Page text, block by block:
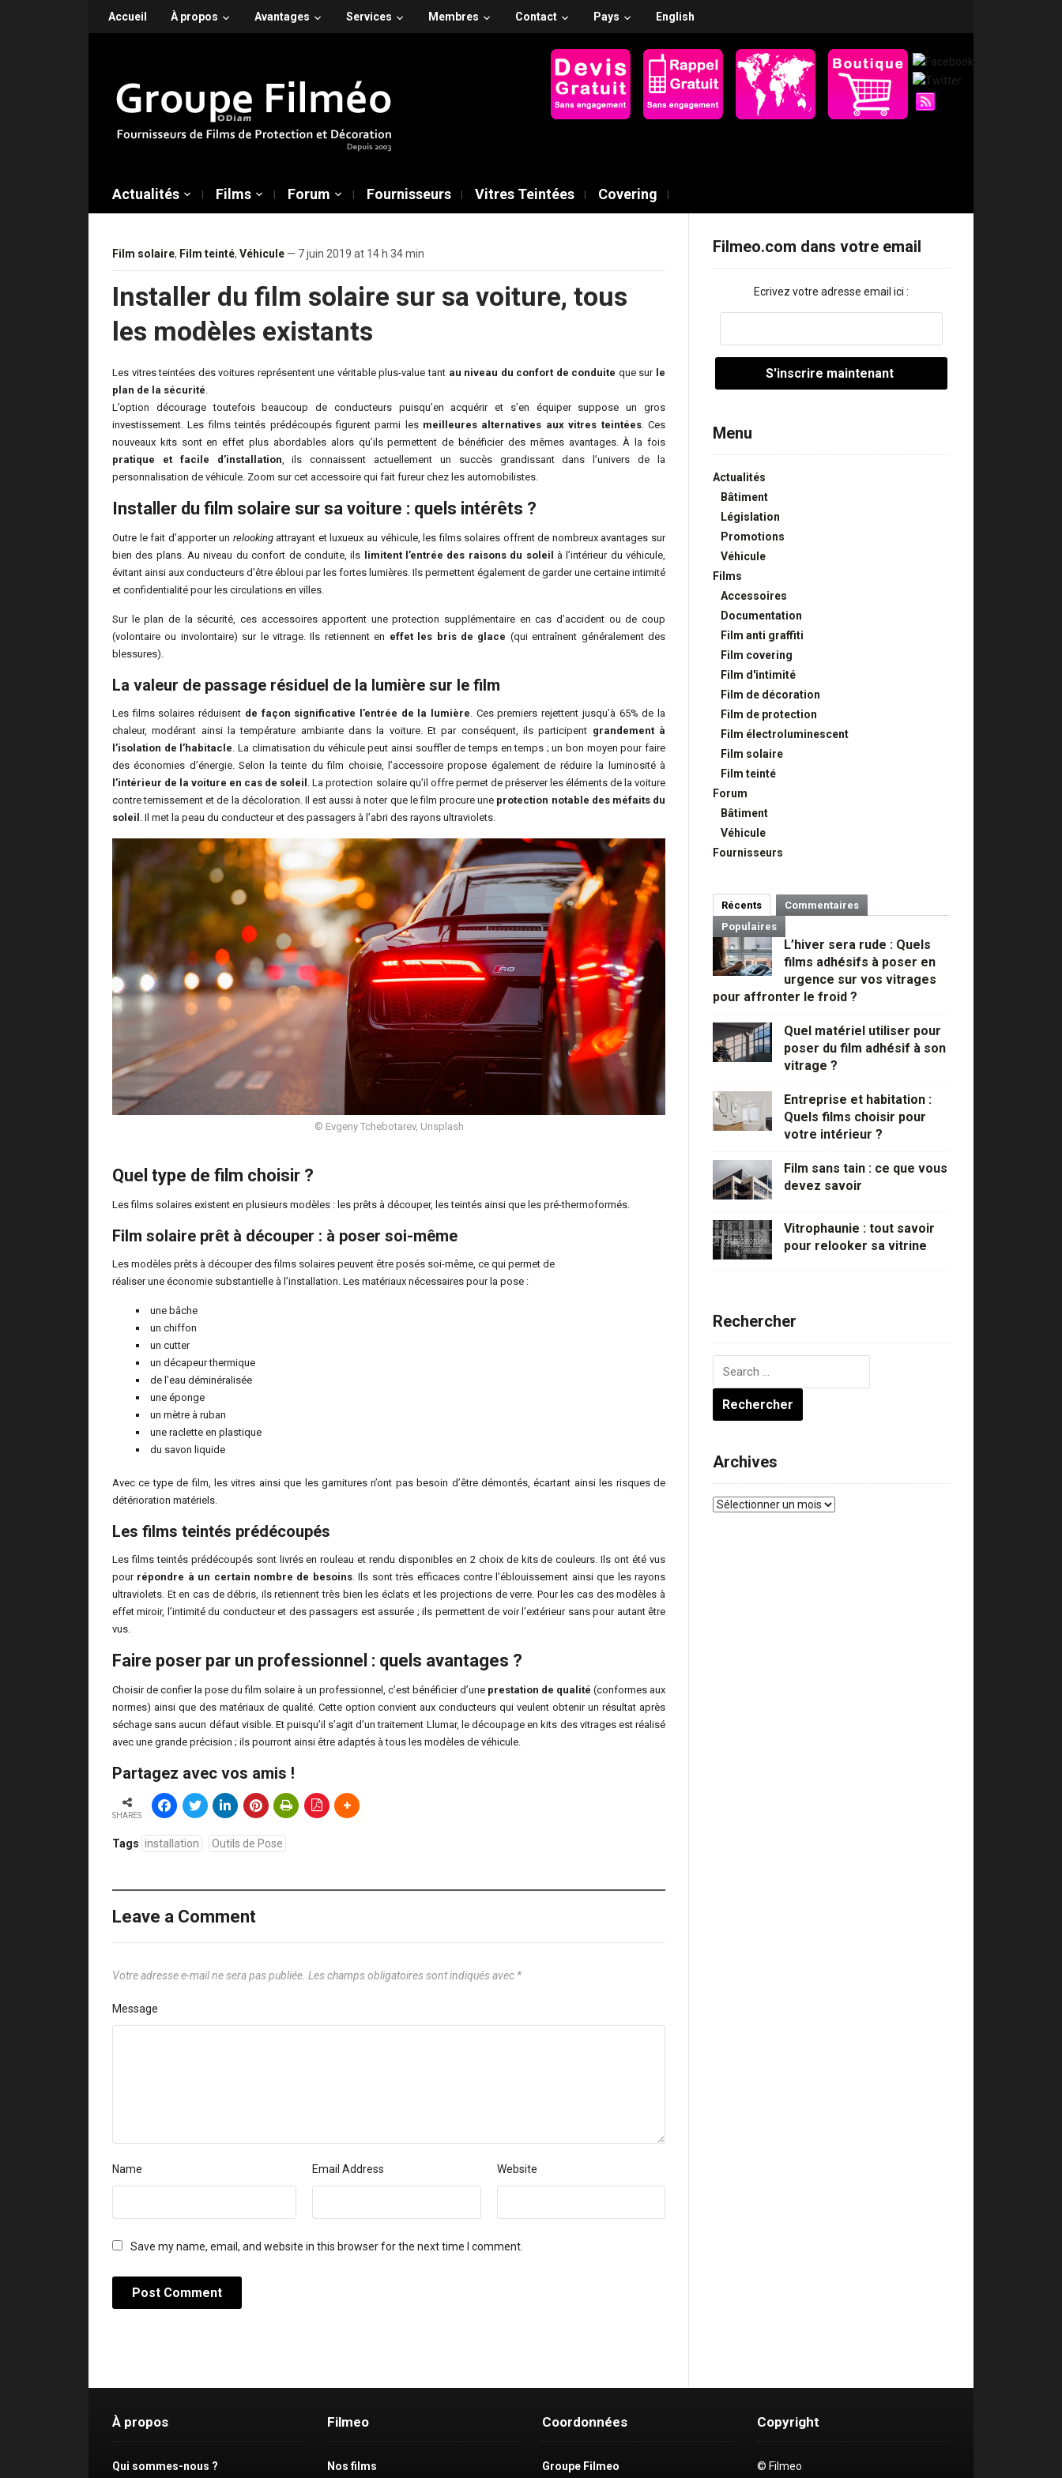
Accueil À propos Avantages Services Membres Contact Pays English
Actualités Films Forum Fournisseurs Vitres Teintées Covering
Film solaire, Film teinté, Véhicule — 7 juin 2019 at 14 h 34 min
Installer du film solaire sur sa voiture, tous
les modèles existants
Les vitres teintées des voitures représentent une véritable plus-value tant au niveau du confort de conduite que sur le
plan de la sécurité.
L’option décourage toutefois beaucoup de conducteurs puisqu’en acquérir et s’en équiper suppose un gros
investissement. Les films teintés prédécoupés figurent parmi les meilleures alternatives aux vitres teintées. Ces
nouveaux kits sont en effet plus abordables alors qu’ils permettent de bénéficier des mêmes avantages. À la fois
pratique et facile d’installation, ils connaissent actuellement un succès grandissant dans l’univers de la
personnalisation de véhicule. Zoom sur cet accessoire qui fait fureur chez les automobilistes.
Installer du film solaire sur sa voiture : quels intérêts ?
Outre le fait d’apporter un relookingattrayant et luxueux au véhicule, les films solaires offrent de nombreux avantages sur
bien des plans. Au niveau du confort de conduite, ils
limitent l’entrée des raisons du soleil
à l’intérieur du véhicule,
évitant ainsi aux conducteurs d’être ébloui par les fortes lumières. Ils permettent également de garder une certaine intimité
et confidentialité pour les circulations en villes.
Sur le plan de la sécurité, ces accessoires apportent une protection supplémentaire en cas d’accident ou de coup
(volontaire ou involontaire) sur le vitrage. Ils retiennent en effet les bris de glace (qui entraînent généralement des
blessures).
La valeur de passage résiduel de la lumière sur le film
Les films solaires réduisent de façon significative l’entrée de la lumière. Ces premiers rejettent jusqu’à 65% de la
chaleur, modérant ainsi la température ambiante dans la voiture. Et par conséquent, ils participent grandement à
l’isolation de l’habitacle. La climatisation du véhicule peut ainsi souffler de temps en temps ; un bon moyen pour faire
des économies d’énergie. Selon la teinte du film choisie, l’accessoire propose également de réduire la luminosité à
l’intérieur de la voiture en cas de soleil . La protection solaire qu’il offre permet de préserver les éléments de la voiture
contre ternissement et de la décoloration. Il est aussi à noter que le film procure une protection notable des méfaits du
soleil . Il met la peau du conducteur et des passagers à l’abri des rayons ultraviolets.
© Evgeny Tchebotarev, Unsplash
Quel type de film choisir ?
Les films solaires existent en plusieurs modèles : les prêts à découper, les teintés ainsi que les pré-thermoformés.
Film solaire prêt à découper : à poser soi-même
Les modèles prêts à découper des films solaires peuvent être posés soi-même, ce qui permet de
réaliser une économie substantielle à l’installation. Les matériaux nécessaires pour la pose :
une bâche
un chiffon
un cutter
un décapeur thermique
de l’eau déminéralisée
une éponge
un mètre à ruban
une raclette en plastique
du savon liquide
Avec ce type de film, les vitres ainsi que les garnitures n’ont pas besoin d’être démontés, écartant ainsi les risques de
détérioration matériels.
Les films teintés prédécoupés
Les films teintés prédécoupés sont livrés en rouleau et rendu disponibles en 2 choix de kits de couleurs. Ils ont été vus
pour répondre à un certain nombre de besoins. Ils sont très efficaces contre l’éblouissement ainsi que les rayons
ultraviolets. Et en cas de débris, ils retiennent très bien les éclats et les projections de verre. Pour les cas des modèles à
effet miroir, l’intimité du conducteur et des passagers est assurée ; ils permettent de voir l’extérieur sans pour autant être
vus.
Faire poser par un professionnel : quels avantages ?
Choisir de confier la pose du film solaire à un professionnel, c’est bénéficier d’une prestation de qualité (conformes aux
normes) ainsi que des matériaux de qualité. Cette option convient aux conducteurs qui veulent obtenir un résultat après
séchage sans aucun défaut visible. Et puisqu’il s’agit d’un traitement Llumar, le découpage en kits des vitrages est réalisé
avec une grande précision ; ils pourront ainsi être adaptés à tous les modèles de véhicule.
Partagez avec vos amis !
SHARES
Tags installation Outils de Pose
Leave a Comment
Votre adresse e-mail ne sera pas publiée. Les champs obligatoires sont indiqués avec *
Message
Name Email Address Website
Save my name, email, and website in this browser for the next time I comment.
Filmeo.com dans votre email
Ecrivez votre adresse email ici :
Menu
Actualités
Bâtiment
Législation
Promotions
Véhicule
Films
Accessoires
Documentation
Film anti graffiti
Film covering
Film d'intimité
Film de décoration
Film de protection
Film électroluminescent
Film solaire
Film teinté
Forum
Bâtiment
Véhicule
Fournisseurs
Récents
Commentaires
Populaires
L’hiver sera rude : Quels
films adhésifs à poser en
urgence sur vos vitrages
pour affronter le froid ?
Quel matériel utiliser pour
poser du film adhésif à son
vitrage ?
Entreprise et habitation :
Quels films choisir pour
votre intérieur ?
Film sans tain : ce que vous
devez savoir
Vitrophaunie : tout savoir
pour relooker sa vitrine
Rechercher
Archives
Archives
À propos
Qui sommes-nous ?
Filmeo
Nos films
Coordonnées
Groupe Filmeo
Copyright
© Filmeo